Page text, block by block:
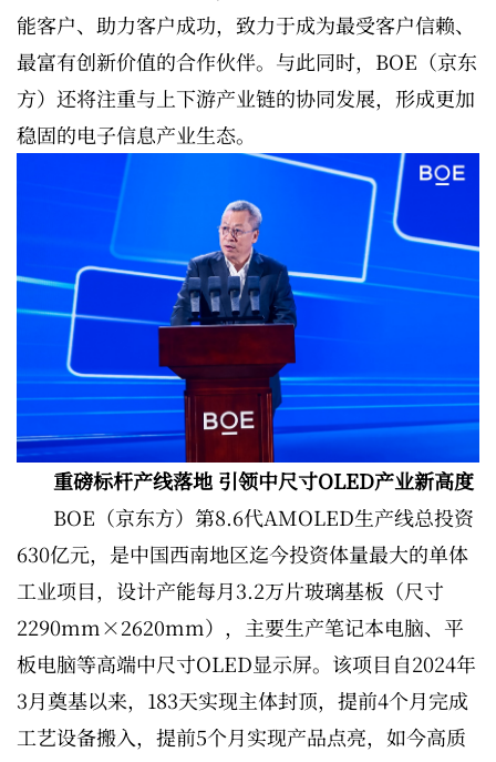
能客户、助力客户成功，致力于成为最受客户信赖、
最富有创新价值的合作伙伴。与此同时，BOE（京东
方）还将注重与上下游产业链的协同发展，形成更加
稳固的电子信息产业生态。
重磅标杆产线落地 引领中尺寸OLED产业新高度
BOE（京东方）第8.6代AMOLED生产线总投资
630亿元，是中国西南地区迄今投资体量最大的单体
工业项目，设计产能每月3.2万片玻璃基板（尺寸
2290mm×2620mm），主要生产笔记本电脑、平
板电脑等高端中尺寸OLED显示屏。该项目自2024年
3月奠基以来，183天实现主体封顶，提前4个月完成
工艺设备搬入，提前5个月实现产品点亮，如今高质